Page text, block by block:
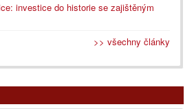
investice do historie se zajištěným
>> všechny články